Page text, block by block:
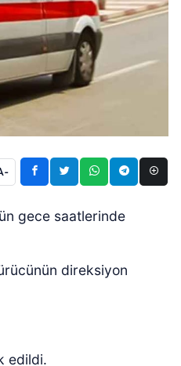
gece saatlerinde
direksiyon
edildi.